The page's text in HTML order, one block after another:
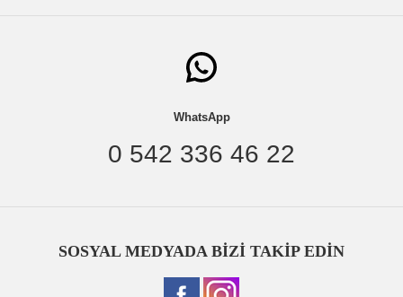
WhatsApp
0 542 336 46 22
SOSYAL MEDYADA BİZİ TAKİP EDİN